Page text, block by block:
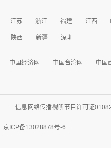
江苏 浙江 福建 江西
陕西 新疆 深圳
中国经济网 中国台湾网 中国
信息网络传播视听节目许可证
京ICP备13028878号-6